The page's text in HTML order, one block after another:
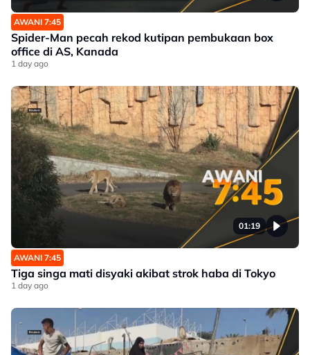
AWANI 7:45
Spider-Man pecah rekod kutipan pembukaan box
office di AS, Kanada
1 day ago
01:19
AWANI 7:45
Tiga singa mati disyaki akibat strok haba di Tokyo
1 day ago